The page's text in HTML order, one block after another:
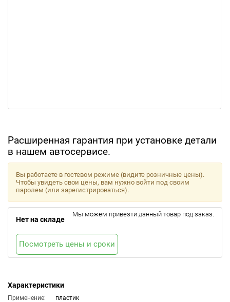
Расширенная гарантия при установке детали
в нашем автосервисе.
Характеристики
Применение:
пластик
Вы работаете в гостевом режиме (видите розничные цены).
Чтобы увидеть свои цены, вам нужно войти под своим
паролем (или зарегистрироваться).
Нет на складе
Мы можем привезти данный товар под заказ.
Посмотреть цены и сроки